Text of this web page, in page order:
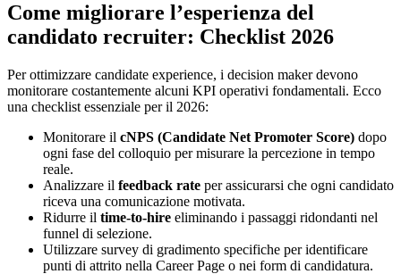
Come migliorare l’esperienza del
candidato recruiter: Checklist 2026
Per ottimizzare candidate experience, i decision maker devono
monitorare costantemente alcuni KPI operativi fondamentali. Ecco
una checklist essenziale per il 2026:
Monitorare il cNPS (Candidate Net Promoter Score) dopo
ogni fase del colloquio per misurare la percezione in tempo
reale.
Analizzare il feedback rate per assicurarsi che ogni candidato
riceva una comunicazione motivata.
Ridurre il time-to-hire eliminando i passaggi ridondanti nel
funnel di selezione.
Utilizzare survey di gradimento specifiche per identificare
punti di attrito nella Career Page o nei form di candidatura.